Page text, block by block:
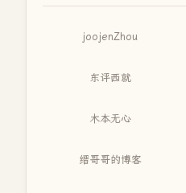
joojenZhou
东评西就
木本无心
缙哥哥的博客